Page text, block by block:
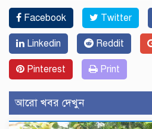
Facebook Twitter
Linkedin Reddit
Pinterest Print
আরো খবর দেখুন